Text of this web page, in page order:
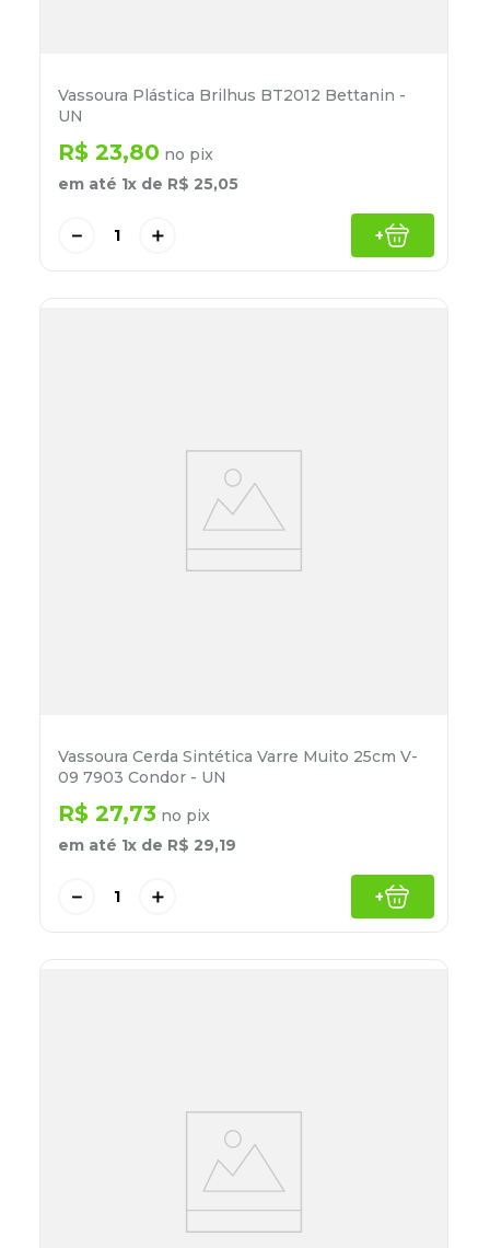
Vassoura Plástica Brilhus BT2012 Bettanin -
UN
R$ 23,80 no pix
em até 1x de R$ 25,05
＋
－ +
Vassoura Cerda Sintética Varre Muito 25cm V-
09 7903 Condor - UN
R$ 27,73 no pix
em até 1x de R$ 29,19
＋
－ +